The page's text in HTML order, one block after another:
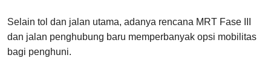
Selain tol dan jalan utama, adanya rencana MRT Fase III
dan jalan penghubung baru memperbanyak opsi mobilitas
bagi penghuni.